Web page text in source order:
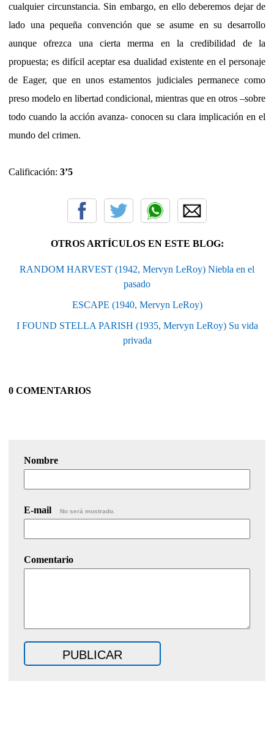
cualquier circunstancia. Sin embargo, en ello deberemos dejar de
lado una pequeña convención que se asume en su desarrollo
aunque ofrezca una cierta merma en la credibilidad de la
propuesta; es difícil aceptar esa dualidad existente en el personaje
de Eager, que en unos estamentos judiciales permanece como
preso modelo en libertad condicional, mientras que en otros –sobre
todo cuando la acción avanza- conocen su clara implicación en el
mundo del crimen.
Calificación: 3’5
OTROS ARTÍCULOS EN ESTE BLOG:
RANDOM HARVEST (1942, Mervyn LeRoy) Niebla en el
pasado
ESCAPE (1940, Mervyn LeRoy)
I FOUND STELLA PARISH (1935, Mervyn LeRoy) Su vida
privada
0 COMENTARIOS
Nombre
E-mail No será mostrado.
Comentario